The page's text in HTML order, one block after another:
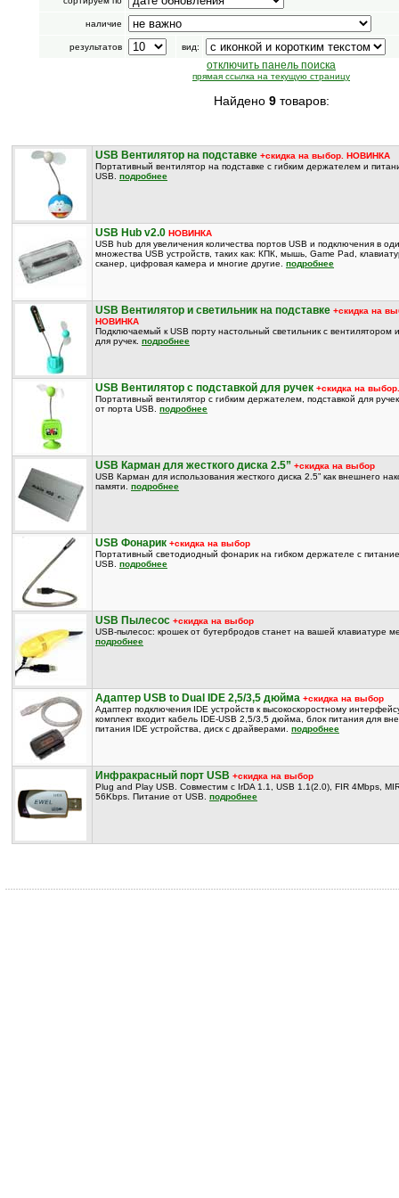
наличие
результатов вид:
отключить панель поиска
прямая ссылка на текущую страницу
Найдено 9товаров:
USB Вентилятор на подставке +скидка на выбор. НОВИНКА
Портативный вентилятор на подставке с гибким держателем и
USB. подробнее
USB Hub v2.0 НОВИНКА
USB hub для увеличения количества портов USB и подключения в
множества USB устройств, таких как: КПК, мышь, Game Pad,
сканер, цифровая камера и многие другие. подробнее
USB Вентилятор и светильник на подставке +скидка на
НОВИНКА
Подключаемый к USB порту настольный светильник с вентилятором
для ручек. подробнее
USB Вентилятор с подставкой для ручек +скидка на
Портативный вентилятор с гибким держателем, подставкой для
от порта USB. подробнее
USB Карман для жесткого диска 2.5” +скидка на выбор
USB Карман для использования жесткого диска 2.5” как внешнего
памяти. подробнее
USB Фонарик +скидка на выбор
Портативный светодиодный фонарик на гибком держателе с
USB. подробнее
USB Пылесос +скидка на выбор
USB-пылесос: крошек от бутербродов станет на вашей клавиатуре
подробнее
Адаптер USB to Dual IDE 2,5/3,5 дюйма +скидка на выбор
Адаптер подключения IDE устройств к высокоскоростному
комплект входит кабель IDE-USB 2,5/3,5 дюйма, блок питания для
питания IDE устройства, диск с драйверами. подробнее
Инфракрасный порт USB +скидка на выбор
Plug and Play USB. Совместим с IrDA 1.1, USB 1.1(2.0), FIR 4Mbps,
56Kbps. Питание от USB. подробнее